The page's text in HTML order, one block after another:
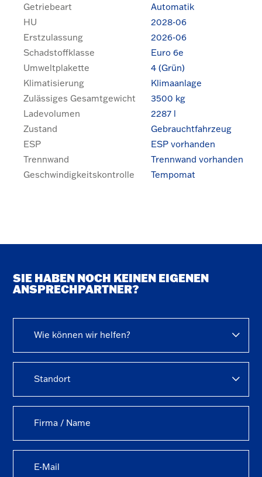
Getriebeart
Automatik
HU
2028-06
Erstzulassung
2026-06
Schadstoffklasse
Euro 6e
Umweltplakette
4 (Grün)
Klimatisierung
Klimaanlage
Zulässiges Gesamtgewicht
3500 kg
Ladevolumen
2287 l
Zustand
Gebrauchtfahrzeug
ESP
ESP vorhanden
Trennwand
Trennwand vorhanden
Geschwindigkeitskontrolle
Tempomat
SIE HABEN NOCH KEINEN EIGENEN
ANSPRECHPARTNER?
Wie können wir helfen?
Standort